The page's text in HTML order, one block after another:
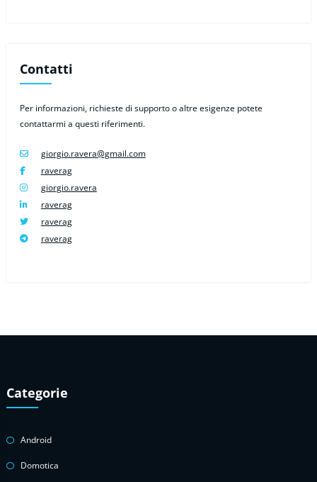
Contatti
Per informazioni, richieste di supporto o altre esigenze potete
contattarmi a questi riferimenti.
giorgio.ravera@gmail.com
raverag
giorgio.ravera
raverag
raverag
raverag
Categorie
Android
Domotica